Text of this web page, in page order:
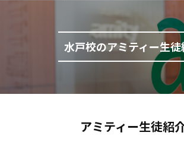
水戸校のアミティー生徒
アミティー生徒紹